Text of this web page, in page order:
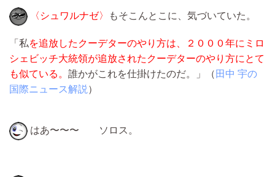
〈シュワルナゼ〉 もそこんとこに、気づいていた。
「私を追放したクーデターのやり方は、２０００年にミロ
シェビッチ大統領が追放されたクーデターのやり方にとて
も似ている。 誰かがこれを仕掛けたのだ。」（ 田中 宇の
国際ニュース解説 ）
はあ〜〜〜 ソロス。